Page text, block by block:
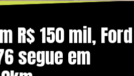
R$ 150 mil, Ford
segue em